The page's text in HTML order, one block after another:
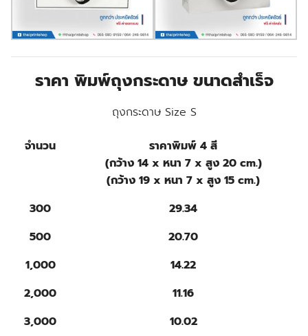
ราคา พิมพ์ถุงกระดาษ ขนาดสำเร็จ
ถุงกระดาษ Size S
จำนวน
ราคาพิมพ์ 4 สี
(กว้าง 14 x หนา 7 x สูง 20 cm.)
(กว้าง 19 x หนา 7 x สูง 15 cm.)
300
29.34
500
20.70
1,000
14.22
2,000
11.16
3,000
10.02